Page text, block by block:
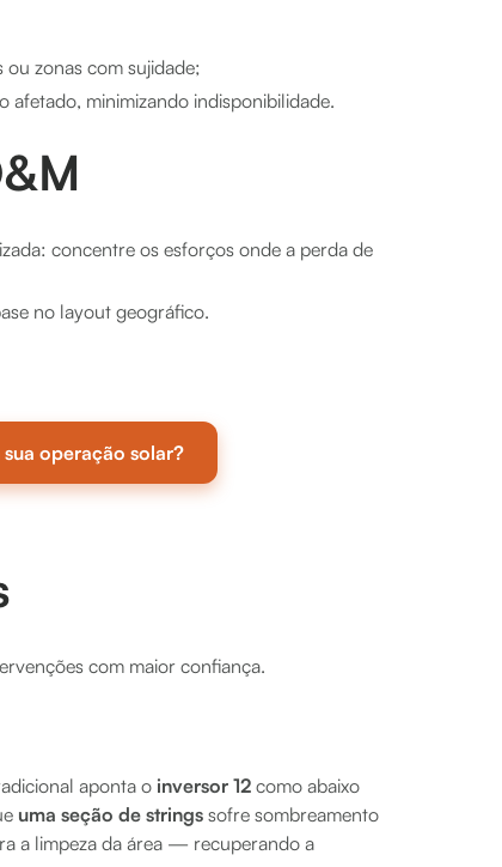
zonas com sujidade;
afetado, minimizando indisponibilidade.
concentre os esforços onde a perda de
no layout geográfico.
operação solar?
com maior confiança.
aponta o inversor 12 como abaixo
uma seção de strings sofre sombreamento
a limpeza da área — recuperando a